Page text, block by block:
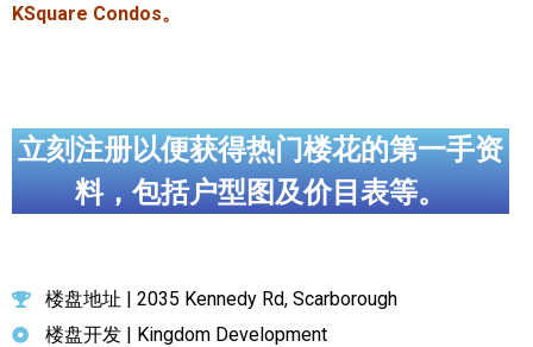
安大略省免费医疗保险
KSquare Condos。
立刻注册以便获得热门楼花的第一手资
料，包括户型图及价目表等。
楼盘地址 | 2035 Kennedy Rd, Scarborough
楼盘开发 | Kingdom Development